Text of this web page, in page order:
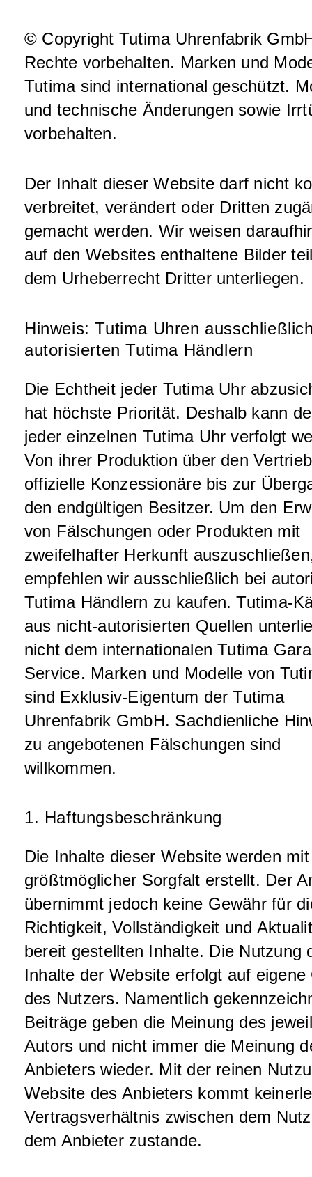
© Copyright Tutima Uhrenfabrik
Rechte vorbehalten. Marken und
Tutima sind international geschützt.
und technische Änderungen sowie
vorbehalten.
Der Inhalt dieser Website darf nicht
verbreitet, verändert oder Dritten
gemacht werden. Wir weisen
auf den Websites enthaltene Bilder
dem Urheberrecht Dritter unterliegen.
Hinweis: Tutima Uhren
autorisierten Tutima Händlern
Die Echtheit jeder Tutima Uhr
hat höchste Priorität. Deshalb kann
jeder einzelnen Tutima Uhr verfolgt
Von ihrer Produktion über den
offizielle Konzessionäre bis zur
den endgültigen Besitzer. Um den
von Fälschungen oder Produkten mit
zweifelhafter Herkunft
empfehlen wir ausschließlich bei
Tutima Händlern zu kaufen. Tutima-
aus nicht-autorisierten Quellen
nicht dem internationalen Tutima
Service. Marken und Modelle von
sind Exklusiv-Eigentum der Tutima
Uhrenfabrik GmbH. Sachdienliche
zu angebotenen Fälschungen sind
willkommen.
1. Haftungsbeschränkung
Die Inhalte dieser Website werden mit
größtmöglicher Sorgfalt erstellt. Der
übernimmt jedoch keine Gewähr für
Richtigkeit, Vollständigkeit und
bereit gestellten Inhalte. Die Nutzung
Inhalte der Website erfolgt auf eigene
des Nutzers. Namentlich
Beiträge geben die Meinung des
Autors und nicht immer die Meinung
Anbieters wieder. Mit der reinen
Website des Anbieters kommt
Vertragsverhältnis zwischen dem
dem Anbieter zustande.